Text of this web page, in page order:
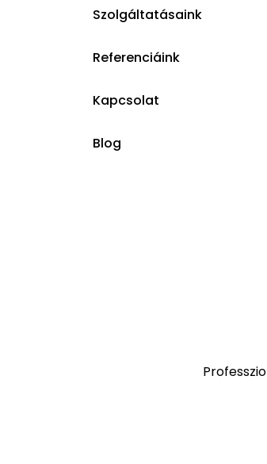
Szolgáltatásaink
Referenciáink
Kapcsolat
Blog